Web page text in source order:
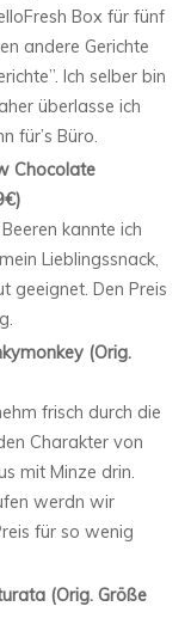
Box für fünf
andere Gerichte
Ich selber bin
überlasse ich
für’s Büro.
Chocolate
kannte ich
Lieblingssnack,
geeignet. Den Preis
(Orig.
frisch durch die
Charakter von
mit Minze drin.
werdn wir
für so wenig
(Orig. Größe